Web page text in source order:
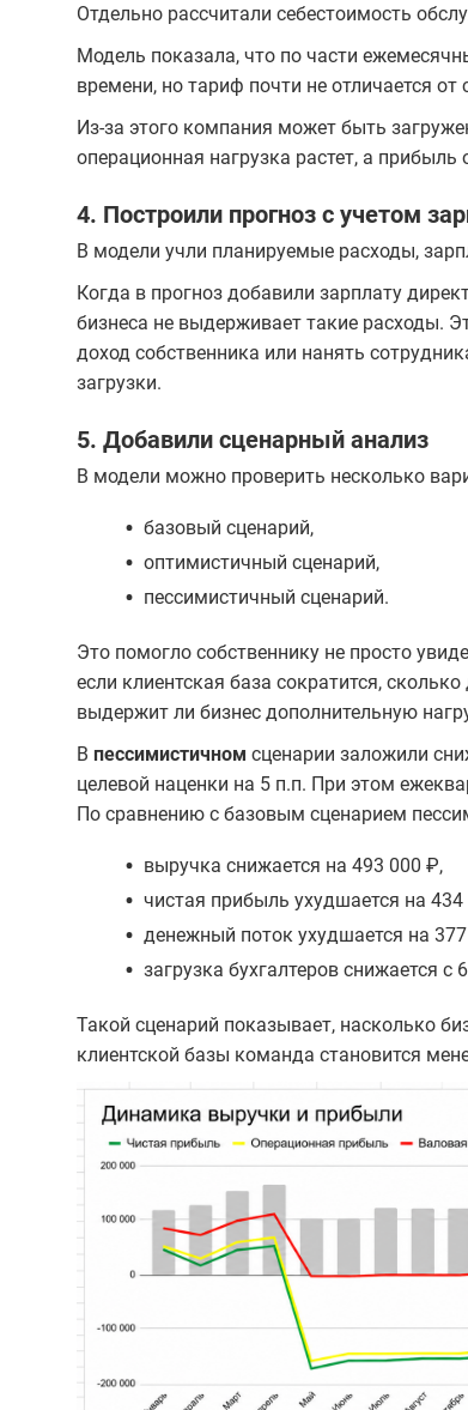
Отдельно рассчитали себестоимость
Модель показала, что по части
времени, но тариф почти не отличается
Из-за этого компания может быть
операционная нагрузка растет, а прибыль
4. Построили прогноз с учетом
В модели учли планируемые расходы,
Когда в прогноз добавили зарплату
бизнеса не выдерживает такие расходы.
доход собственника или нанять
загрузки.
5. Добавили сценарный анализ
В модели можно проверить несколько
• базовый сценарий,
• оптимистичный сценарий,
• пессимистичный сценарий.
Это помогло собственнику не просто
если клиентская база сократится,
выдержит ли бизнес дополнительную
В пессимистичном сценарии заложили
целевой наценки на 5 п.п. При этом
По сравнению с базовым сценарием
• выручка снижается на 493 000 ₽,
• чистая прибыль ухудшается на
• денежный поток ухудшается на
• загрузка бухгалтеров снижается с
Такой сценарий показывает, насколько
клиентской базы команда становится